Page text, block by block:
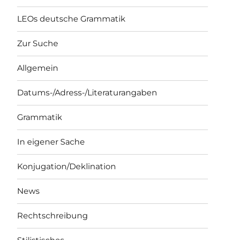
LEOs deutsche Grammatik
Zur Suche
Allgemein
Datums-/Adress-/Literaturangaben
Grammatik
In eigener Sache
Konjugation/Deklination
News
Rechtschreibung